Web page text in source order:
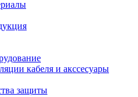
кабеля и акссесуары
защиты